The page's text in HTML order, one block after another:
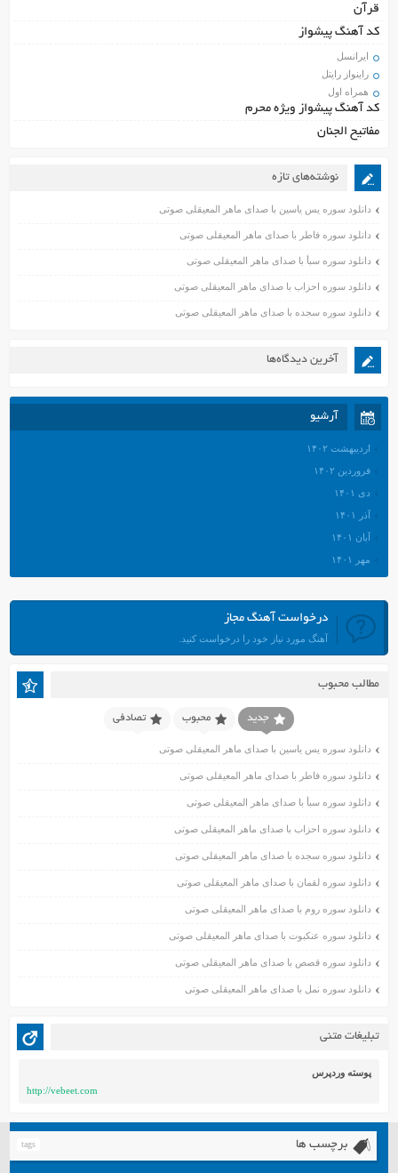
قرآن
کد آهنگ پیشواز
ایرانسل
راینواز رایتل
همراه اول
کد آهنگ پیشواز ویژه محرم
مفاتیح الجنان
نوشته‌های تازه
دانلود سوره یس یاسین با صدای ماهر المعیقلی صوتی
دانلود سوره فاطر با صدای ماهر المعیقلی صوتی
دانلود سوره سبأ با صدای ماهر المعیقلی صوتی
دانلود سوره احزاب با صدای ماهر المعیقلی صوتی
دانلود سوره سجده با صدای ماهر المعیقلی صوتی
آخرین دیدگاه‌ها
آرشیو
اردیبهشت ۱۴۰۲
فروردین ۱۴۰۲
دی ۱۴۰۱
آذر ۱۴۰۱
آبان ۱۴۰۱
مهر ۱۴۰۱
مرداد ۱۴۰۱
تیر ۱۴۰۱
فروردین ۱۴۰۱
آذر ۱۴۰۰
آبان ۱۴۰۰
اسفند ۱۳۹۹
آبان ۱۳۹۹
مهر ۱۳۹۹
مرداد ۱۳۹۹
فروردین ۱۳۹۸
مرداد ۱۳۹۷
خرداد ۱۳۹۷
درخواست آهنگ مجاز
آهنگ مورد نیاز خود را درخواست کنید.
مطالب محبوب
جدید محبوب تصادفی
دانلود سوره یس یاسین با صدای ماهر المعیقلی صوتی
دانلود سوره فاطر با صدای ماهر المعیقلی صوتی
دانلود سوره سبأ با صدای ماهر المعیقلی صوتی
دانلود سوره احزاب با صدای ماهر المعیقلی صوتی
دانلود سوره سجده با صدای ماهر المعیقلی صوتی
دانلود سوره لقمان با صدای ماهر المعیقلی صوتی
دانلود سوره روم با صدای ماهر المعیقلی صوتی
دانلود سوره عنکبوت با صدای ماهر المعیقلی صوتی
دانلود سوره قصص با صدای ماهر المعیقلی صوتی
دانلود سوره نمل با صدای ماهر المعیقلی صوتی
تبلیغات متنی
پوسته وردپرس
http://vebeet.com
برچسب ها tags